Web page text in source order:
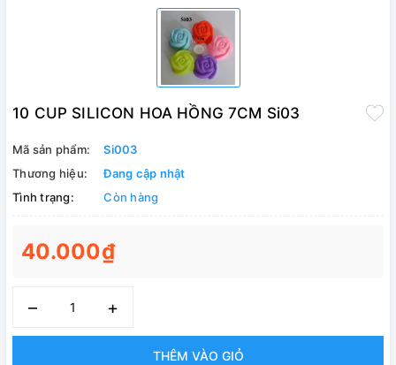
10 CUP SILICON HOA HỒNG 7CM Si03
Mã sản phẩm:
Si003
Thương hiệu:
Đang cập nhật
Tình trạng:
Còn hàng
40.000₫
– +
THÊM VÀO GIỎ